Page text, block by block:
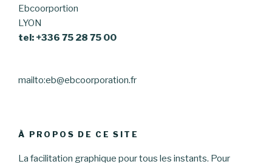
Ebcoorportion
LYON
tel: +336 75 28 75 00
mailto:eb@ebcoorporation.fr
À PROPOS DE CE SITE
La facilitation graphique pour tous les instants. Pour